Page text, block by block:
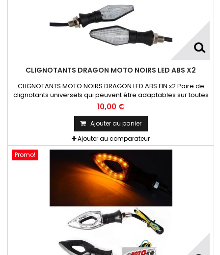
CLIGNOTANTS DRAGON MOTO NOIRS LED ABS X2
CLIGNOTANTS MOTO NOIRS DRAGON LED ABS FIN x2 Paire de
clignotants universels qui peuvent être adaptables sur toutes
motos ou scooters
10,00 €
Ajouter au panier
Ajouter au comparateur
Promo!